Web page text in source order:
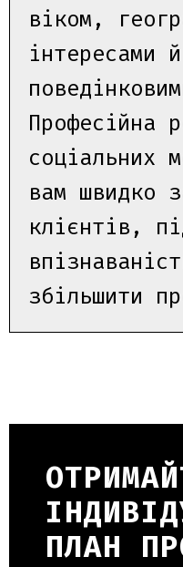
віком,
інтересами
Професійна
соціальних
вам швидко
клієнтів,
збільшити
ПЛАН